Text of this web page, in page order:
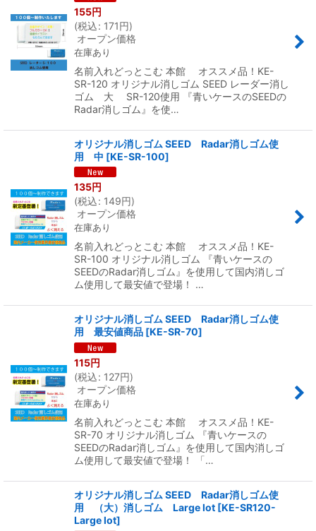
155円
(税込: 171円)
オープン価格
在庫あり
名前入れどっとこむ 本館 オススメ品！KE-
SR-120 オリジナル消しゴム SEED レーダー消し
ゴム 大 SR-120使用 『青いケースのSEEDの
Radar消しゴム』を使…
オリジナル消しゴム SEED Radar消しゴム使
用 中 [KE-SR-100]
135円
(税込: 149円)
オープン価格
在庫あり
名前入れどっとこむ 本館 オススメ品！KE-
SR-100 オリジナル消しゴム 『青いケースの
SEEDのRadar消しゴム』を使用して国内消しゴ
ム使用して最安値で登場！ …
オリジナル消しゴム SEED Radar消しゴム使
用 最安値商品 [KE-SR-70]
115円
(税込: 127円)
オープン価格
在庫あり
名前入れどっとこむ 本館 オススメ品！KE-
SR-70 オリジナル消しゴム 『青いケースの
SEEDのRadar消しゴム』を使用して国内消しゴ
ム使用して最安値で登場！ 「…
オリジナル消しゴム SEED Radar消しゴム使
用 （大）消しゴム Large lot [KE-SR120-
Large lot]